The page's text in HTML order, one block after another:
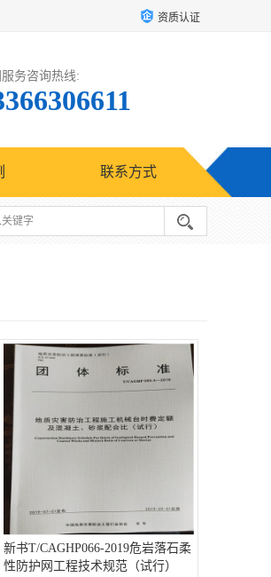
资质认证
务咨询热线:
联系方式
新书T/CAGHP066-2019危岩落石柔
性防护网工程技术规范（试行）